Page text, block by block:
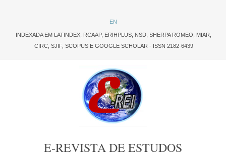
EN
INDEXADA EM LATINDEX, RCAAP, ERIHPLUS NSD SHERPA ROMEO, MIAR,
CIRC, SJIF, SCOPUSE GOOGLE SCHOLAR - ISSN 2182-6439
E-REVISTA DE ESTUDOS